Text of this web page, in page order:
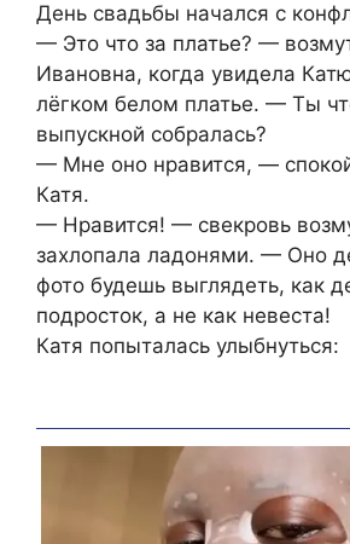
День свадьбы начался с
— Это что за платье? —
Ивановна, когда увидела
лёгком белом платье. — Ты
выпускной собралась?
— Мне оно нравится, —
Катя.
— Нравится! — свекровь
захлопала ладонями. — Оно
фото будешь выглядеть, как
подросток, а не как невеста!
Катя попыталась улыбнуться: